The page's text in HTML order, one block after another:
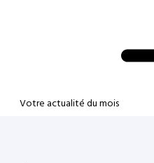
Votre actualité du mois